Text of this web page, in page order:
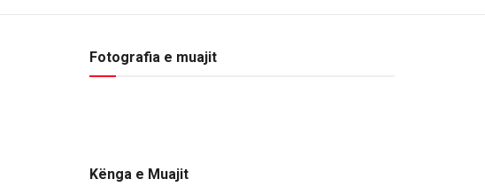
Fotografia e muajit
Kënga e Muajit